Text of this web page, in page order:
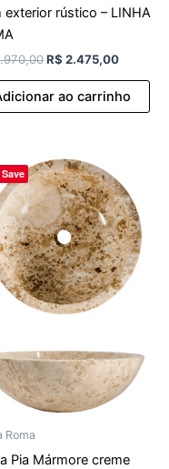
exterior rústico – LINHA
R$ 2.475,00
ao carrinho
Save
Roma
Pia Mármore creme
O
preço
original
era:
R$ 3.088,00.
atual
é:
R$